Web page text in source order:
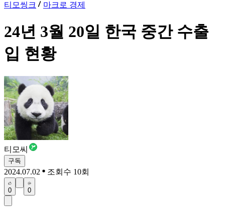
티모씽크
마크로 경제
24년 3월 20일 한국 중간 수출
입 현황
티모씨
구독
2024.07.02 조회수 10회
0 0